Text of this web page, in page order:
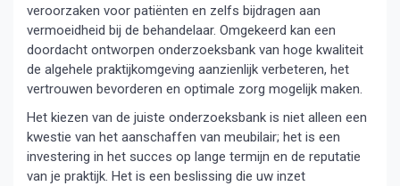
veroorzaken voor patiënten en zelfs bijdragen aan
vermoeidheid bij de behandelaar. Omgekeerd kan een
doordacht ontworpen onderzoeksbank van hoge kwaliteit
de algehele praktijkomgeving aanzienlijk verbeteren, het
vertrouwen bevorderen en optimale zorg mogelijk maken.
Het kiezen van de juiste onderzoeksbank is niet alleen een
kwestie van het aanschaffen van meubilair; het is een
investering in het succes op lange termijn en de reputatie
van je praktijk. Het is een beslissing die uw inzet